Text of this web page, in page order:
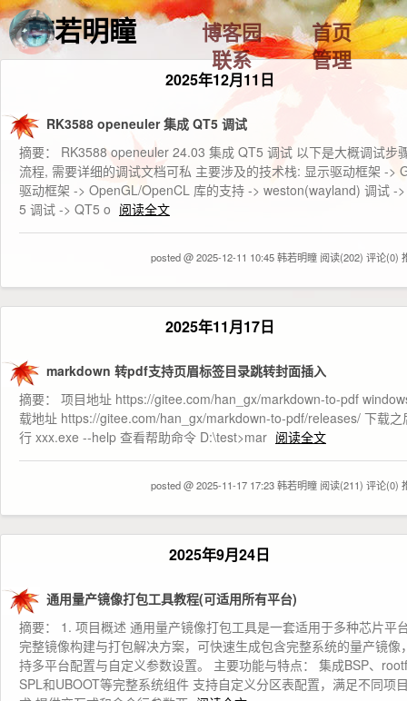
韩若明瞳 博客园
首页
联系
管理
2025年12月11日
RK3588 openeuler 集成 QT5 调试
摘要： RK3588 openeuler 24.03 集成 QT5 调试 以下是大概调试步
流程, 需要详细的调试文档可私 主要涉及的技术栈: 显示驱动框架 ->
驱动框架 -> OpenGL/OpenCL 库的支持 -> weston(wayland) 调试 -
5 调试 -> QT5 o 阅读全文
posted @ 2025-12-11 10:45 韩若明瞳 阅读(202) 评论(0)
2025年11月17日
markdown 转pdf支持页眉标签目录跳转封面插入
摘要： 项目地址 https://gitee.com/han_gx/markdown-to-pdf
载地址 https://gitee.com/han_gx/markdown-to-pdf/releases/ 下载之
行 xxx.exe --help 查看帮助命令 D:\test>mar 阅读全文
posted @ 2025-11-17 17:23 韩若明瞳 阅读(211) 评论(0)
2025年9月24日
通用量产镜像打包工具教程(可适用所有平台)
摘要： 1. 项目概述 通用量产镜像打包工具是一套适用于多种芯片平
完整镜像构建与打包解决方案，可快速生成包含完整系统的量产镜像
持多平台配置与自定义参数设置。 主要功能与特点： 集成BSP、
SPL和UBOOT等完整系统组件 支持自定义分区表配置，满足不同项